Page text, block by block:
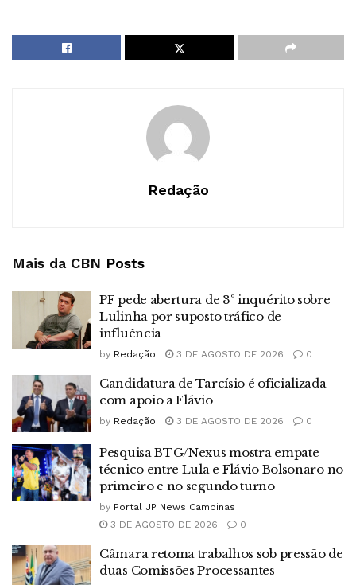
Redação
Mais da CBN Posts
PF pede abertura de 3º inquérito sobre
Lulinha por suposto tráfico de
influência
by Redação 3 DE AGOSTO DE 2026 0
Candidatura de Tarcísio é oficializada
com apoio a Flávio
by Redação 3 DE AGOSTO DE 2026 0
Pesquisa BTG/Nexus mostra empate
técnico entre Lula e Flávio Bolsonaro no
primeiro e no segundo turno
by Portal JP News Campinas
3 DE AGOSTO DE 2026
0
Câmara retoma trabalhos sob pressão de
duas Comissões Processantes